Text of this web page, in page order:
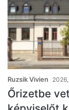
Ruzsik Vivien
Őrizetbe